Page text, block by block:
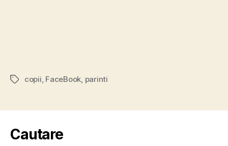
Tagscopii, FaceBook, parinti
Cautare